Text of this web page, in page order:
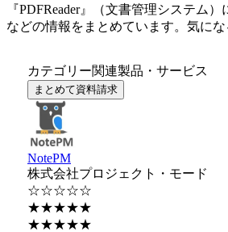
『PDFReader』（文書管理システム ）
などの情報をまとめています。気に
カテゴリー関連製品・サービス
まとめて資料請求
NotePM
株式会社プロジェクト・モード
☆☆☆☆☆
★★★★★
★★★★★